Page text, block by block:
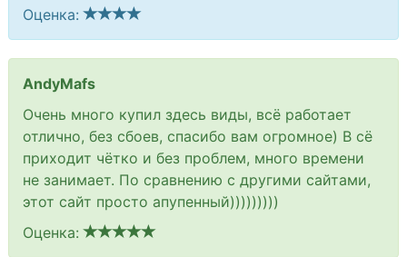
Оценка:
AndyMafs
Очень много купил здесь виды, всё работает
отлично, без сбоев, спасибо вам огромное) В сё
приходит чётко и без проблем, много времени
не занимает. По сравнению с другими сайтами,
этот сайт просто апупенный)))))))))
Оценка: